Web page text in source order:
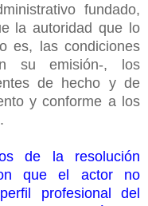
fundado,
la autoridad que lo
es, las condiciones
su emisión-, los
de hecho y de
y conforme a los
de la resolución
que el actor no
profesional del